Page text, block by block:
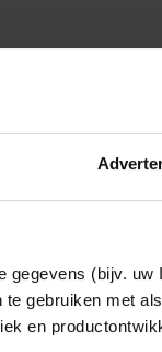
gegevens (bijv.
gebruiken met
en